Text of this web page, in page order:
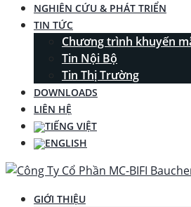
NGHIÊN CỨU & PHÁT TRIỂN
TIN TỨC
Chương trình khuyến
Tin Nội Bộ
Tin Thị Trường
DOWNLOADS
LIÊN HỆ
GIỚI THIỆU